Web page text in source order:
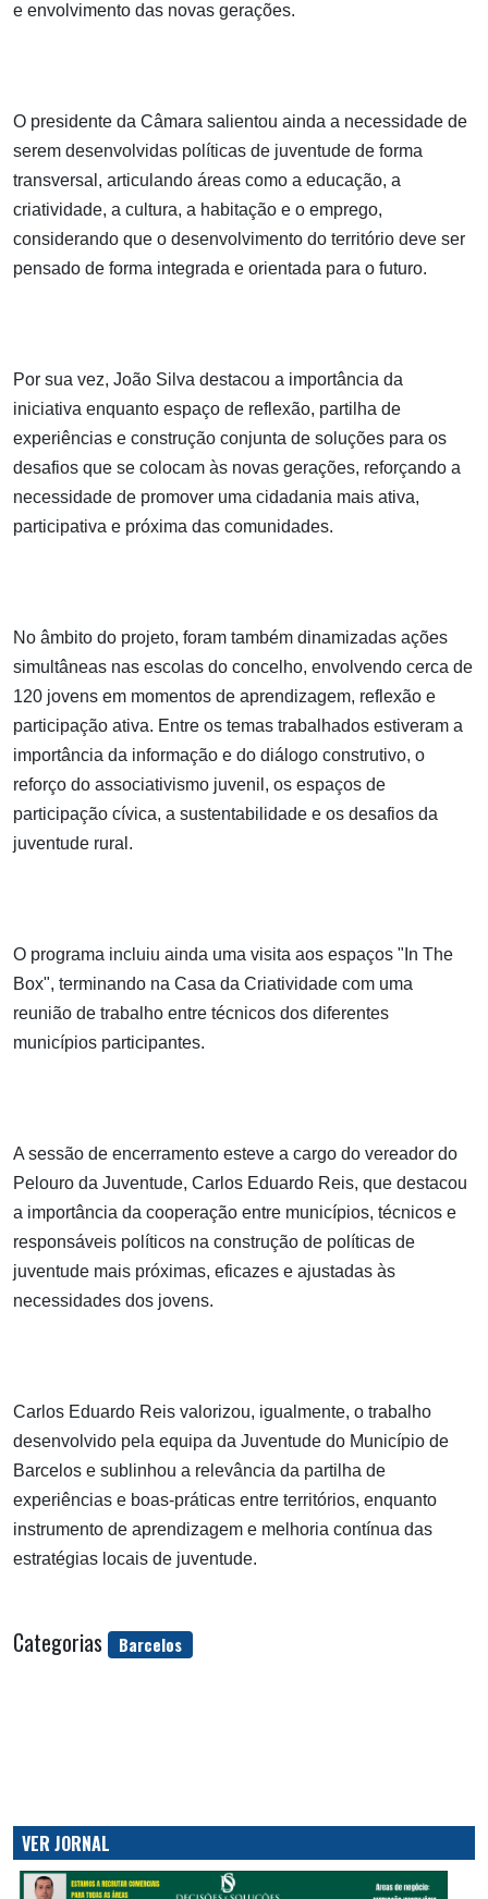
e envolvimento das novas gerações.
O presidente da Câmara salientou ainda a necessidade de
serem desenvolvidas políticas de juventude de forma
transversal, articulando áreas como a educação, a
criatividade, a cultura, a habitação e o emprego,
considerando que o desenvolvimento do território deve ser
pensado de forma integrada e orientada para o futuro.
Por sua vez, João Silva destacou a importância da
iniciativa enquanto espaço de reflexão, partilha de
experiências e construção conjunta de soluções para os
desafios que se colocam às novas gerações, reforçando a
necessidade de promover uma cidadania mais ativa,
participativa e próxima das comunidades.
No âmbito do projeto, foram também dinamizadas ações
simultâneas nas escolas do concelho, envolvendo cerca de
120 jovens em momentos de aprendizagem, reflexão e
participação ativa. Entre os temas trabalhados estiveram a
importância da informação e do diálogo construtivo, o
reforço do associativismo juvenil, os espaços de
participação cívica, a sustentabilidade e os desafios da
juventude rural.
O programa incluiu ainda uma visita aos espaços "In The
Box", terminando na Casa da Criatividade com uma
reunião de trabalho entre técnicos dos diferentes
municípios participantes.
A sessão de encerramento esteve a cargo do vereador do
Pelouro da Juventude, Carlos Eduardo Reis, que destacou
a importância da cooperação entre municípios, técnicos e
responsáveis políticos na construção de políticas de
juventude mais próximas, eficazes e ajustadas às
necessidades dos jovens.
Carlos Eduardo Reis valorizou, igualmente, o trabalho
desenvolvido pela equipa da Juventude do Município de
Barcelos e sublinhou a relevância da partilha de
experiências e boas-práticas entre territórios, enquanto
instrumento de aprendizagem e melhoria contínua das
estratégias locais de juventude.
Categorias Barcelos
VER JORNAL